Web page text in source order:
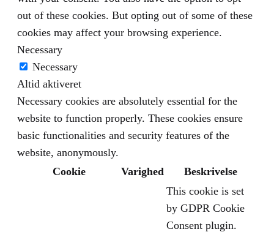
out of these cookies. But opting out of some of these
cookies may affect your browsing experience.
Necessary
Necessary
Altid aktiveret
Necessary cookies are absolutely essential for the
website to function properly. These cookies ensure
basic functionalities and security features of the
website, anonymously.
Cookie
Varighed Beskrivelse
This cookie is set
by GDPR Cookie
Consent plugin.